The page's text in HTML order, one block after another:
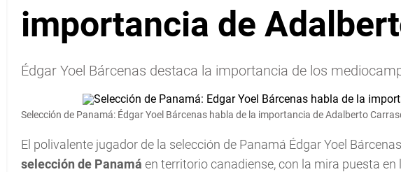
importancia de
Édgar Yoel Bárcenas destaca la importancia de los
Selección de Panamá: Édgar Yoel Bárcenas habla de la importancia de Adalberto
El polivalente jugador de la selección de Panamá Édgar Yoel
selección de Panamá en territorio canadiense, con la mira puesta en